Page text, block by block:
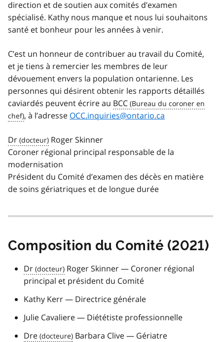
direction et de soutien aux comités d’examen
spécialisé. Kathy nous manque et nous lui souhaitons
santé et bonheur pour les années à venir.
C’est un honneur de contribuer au travail du Comité,
et je tiens à remercier les membres de leur
dévouement envers la population ontarienne. Les
personnes qui désirent obtenir les rapports détaillés
caviardés peuvent écrire au BCC
, à l’adresse OCC.inquiries@ontario.ca
Dr
Roger Skinner
Coroner régional principal responsable de la
modernisation
Président du Comité d’examen des décès en matière
de soins gériatriques et de longue durée
Composition du Comité (2021)
Dr
Roger Skinner — Coroner régional
principal et président du Comité
Kathy Kerr — Directrice générale
Julie Cavaliere — Diététiste professionnelle
Dre
Barbara Clive — Gériatre